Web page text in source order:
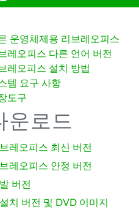
운영체제용 리브레오피스
레오피스 다른 언어 버전
레오피스 설치 방법
템 요구 사항
도구
운로드
레오피스 최신 버전
레오피스 안정 버전
버전
치 버전 및 DVD 이미지